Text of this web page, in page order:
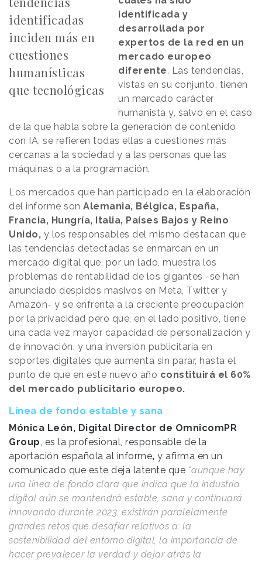
identificadas
inciden más en
cuestiones
humanísticas
que tecnológicas
identificada y
desarrollada por
expertos de la red en un
mercado europeo
diferente. Las tendencias,
vistas en su conjunto, tienen
un marcado carácter
humanista y, salvo en el caso
de la que habla sobre la generación de contenido
con IA, se refieren todas ellas a cuestiones más
cercanas a la sociedad y a las personas que las
máquinas o a la programación.
Los mercados que han participado en la elaboración
del informe son Alemania, Bélgica, España,
Francia, Hungría, Italia, Países Bajos y Reino
Unido, y los responsables del mismo destacan que
las tendencias detectadas se enmarcan en un
mercado digital que, por un lado, muestra los
problemas de rentabilidad de los gigantes -se han
anunciado despidos masivos en Meta, Twitter y
Amazon- y se enfrenta a la creciente preocupación
por la privacidad pero que, en el lado positivo, tiene
una cada vez mayor capacidad de personalización y
de innovación, y una inversión publicitaria en
soportes digitales que aumenta sin parar, hasta el
punto de que en este nuevo año constituirá el 60%
del mercado publicitario europeo.
Línea de fondo estable y sana
Mónica León, Digital Director de OmnicomPR
Group, es la profesional, responsable de la
aportación española al informe, y afirma en un
comunicado que este deja latente que "aunque hay
una línea de fondo clara que indica que la industria
digital aún se mantendrá estable, sana y continuará
innovando durante 2023, existirán paralelamente
grandes retos que desafiar relativos a: la
sostenibilidad del entorno digital, la importancia de
hacer prevalecer la verdad y dejar atrás la